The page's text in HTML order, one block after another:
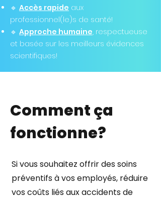
🔹 Accès rapide aux
professionnel(le)s de santé!
🔹 Approche humaine, respectueuse
et basée sur les meilleurs évidences
scientifiques!
Comment ça
fonctionne?
Si vous souhaitez offrir des soins
préventifs à vos employés, réduire
vos coûts liés aux accidents de